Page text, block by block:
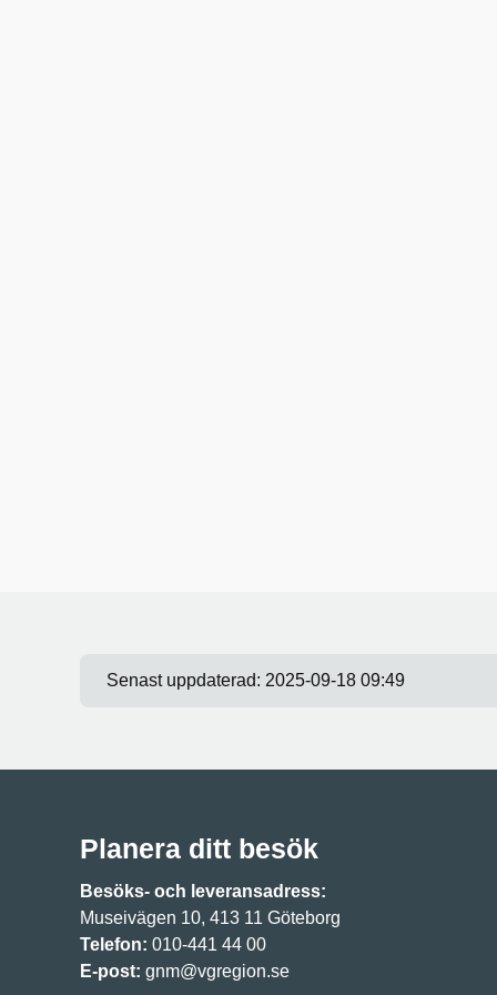
Senast uppdaterad: 2025-09-18 09:49
Planera ditt besök
Besöks- och leveransadress:
Museivägen 10, 413 11 Göteborg
Telefon: 010-441 44 00
E-post: gnm@vgregion.se